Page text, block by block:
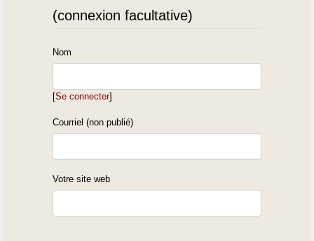
(connexion facultative)
Nom
[Se connecter]
Courriel (non publié)
Votre site web